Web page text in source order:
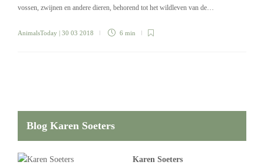
vossen, zwijnen en andere dieren, behorend tot het wildleven van de…
AnimalsToday | 30 03 2018 6 min
Blog Karen Soeters
Karen Soeters